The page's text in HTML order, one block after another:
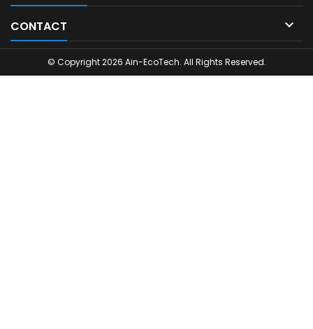
CONTACT 
© Copyright 2026 Ain-EcoTech. All Rights Reserved.